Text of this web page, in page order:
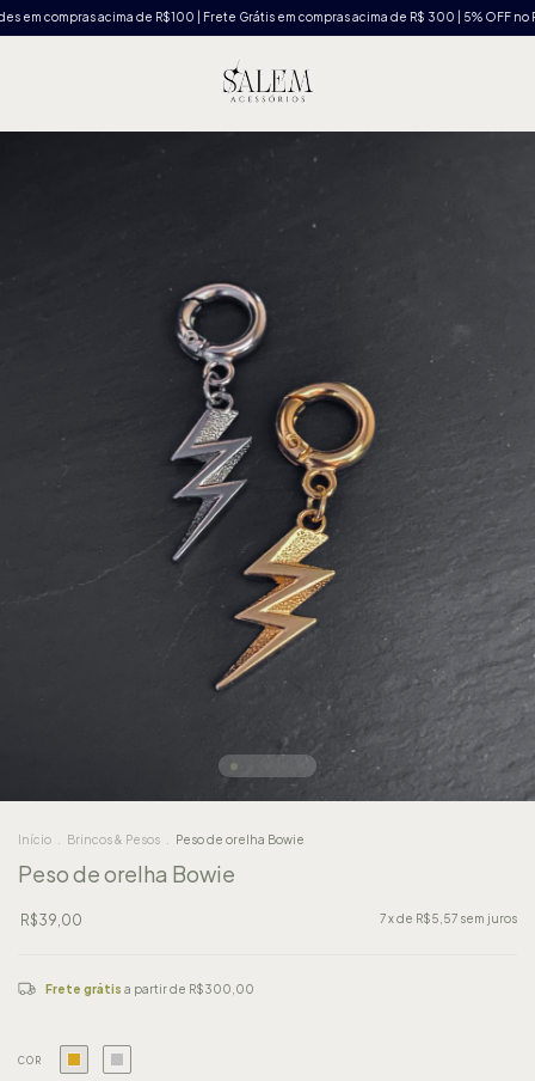
compras acima de R$100 | Frete Grátis em compras acima de R$ 300 | 5% OFF no Pix ✷
Início Brincos & Pesos Peso de orelha Bowie
Peso de orelha Bowie
R$39,00 7x de R$5,57 sem juros
Frete grátis a partir de R$300,00
COR